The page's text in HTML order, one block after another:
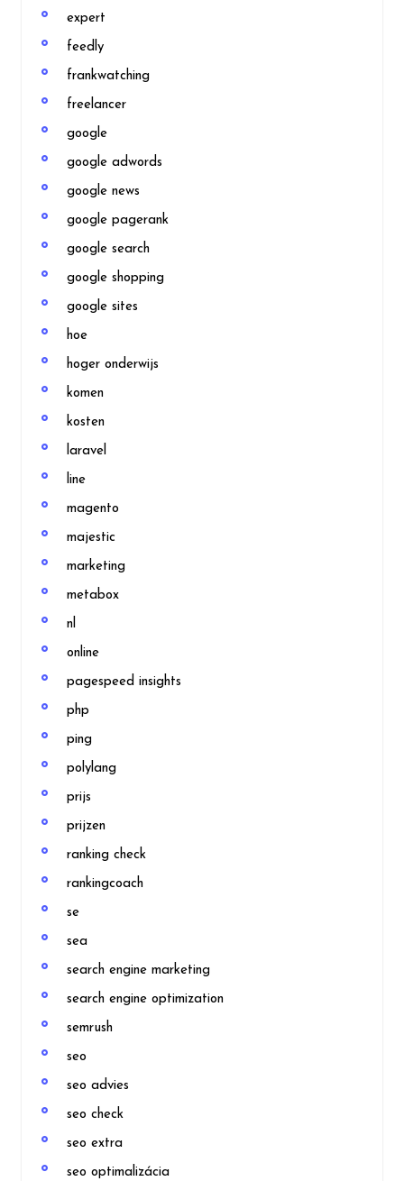
expert
feedly
frankwatching
freelancer
google
google adwords
google news
google pagerank
google search
google shopping
google sites
hoe
hoger onderwijs
komen
kosten
laravel
line
magento
majestic
marketing
metabox
nl
online
pagespeed insights
php
ping
polylang
prijs
prijzen
ranking check
rankingcoach
se
sea
search engine marketing
search engine optimization
semrush
seo
seo advies
seo check
seo extra
seo optimalizácia